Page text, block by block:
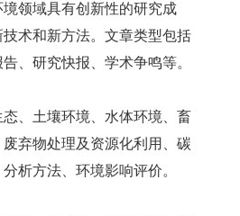
领域具有创新性的研究成
术和新方法。文章类型包括
、研究快报、学术争鸣等。
、土壤环境、水体环境、畜
弃物处理及资源化利用、碳
析方法、环境影响评价。